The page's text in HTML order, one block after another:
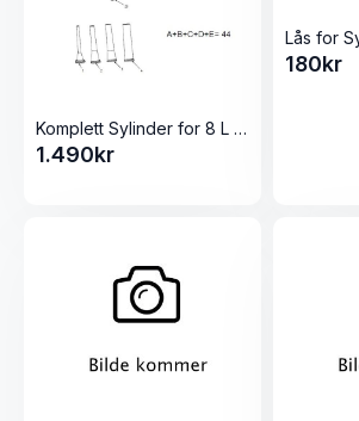
Komplett Sylinder for 8 L pølsestapper
1.490kr
180kr